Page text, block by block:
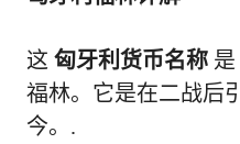
这 匈牙利货币名称 是
福林。它是在二战后
今。.